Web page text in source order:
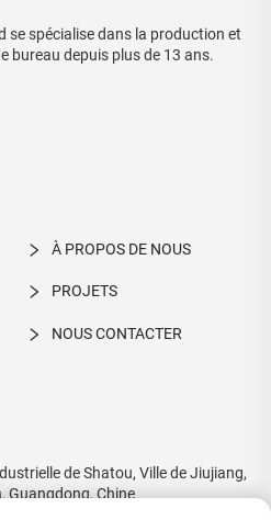
se spécialise dans la production et
bureau depuis plus de 13 ans.
À PROPOS DE NOUS
PROJETS
NOUS CONTACTER
de Shatou, Ville de Jiujiang,
Guangdong, Chine